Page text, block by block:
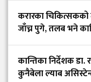
करारका चिकित्सकको
जाँच्न पुगे, तलब भने
कान्तिका निर्देशक डा.
कुनैबेला ल्याब